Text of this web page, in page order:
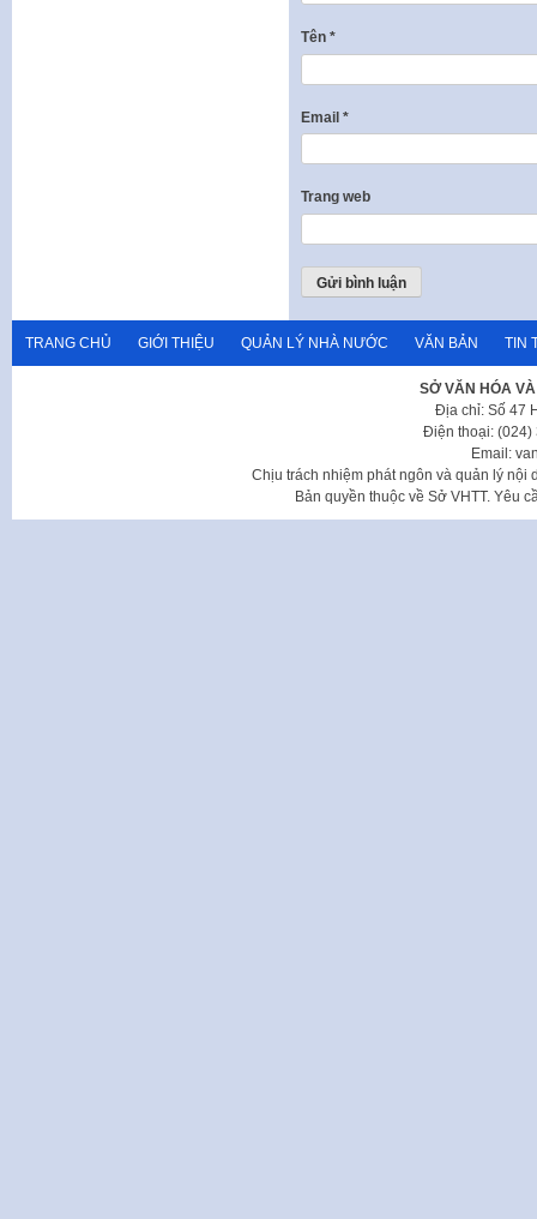
Tên *
Email *
Trang web
TRANG CHỦ GIỚI THIỆU QUẢN LÝ NHÀ NƯỚC VĂN BẢN TIN
SỞ VĂN HÓA
Địa chỉ: Số 47
Điện thoại: (024)
Email:
Chịu trách nhiệm phát ngôn và quản lý nội
Bản quyền thuộc về Sở VHTT. Yêu